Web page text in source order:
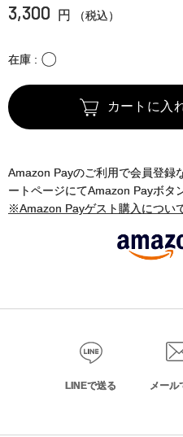
3,300 円 （税込）
在庫 〇
カートに入
Amazon Payのご利用で会員登録
ートページにてAmazon Payボタ
※Amazon Payゲスト購入につい
LINEで送る メール